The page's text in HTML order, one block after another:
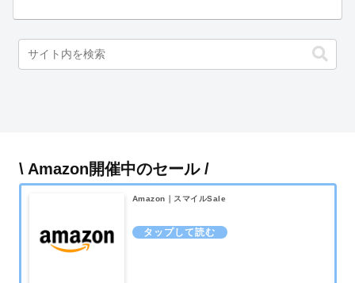
\ Amazon開催中のセール /
Amazon｜スマイルSale